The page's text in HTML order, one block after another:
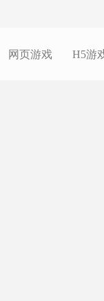
网页游戏 H5游